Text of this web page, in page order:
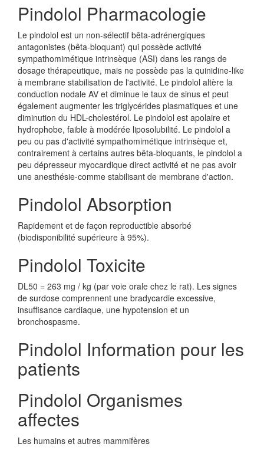
Pindolol Pharmacologie
Le pindolol est un non-sélectif bêta-adrénergiques
antagonistes (bêta-bloquant) qui possède activité
sympathomimétique intrinsèque (ASI) dans les rangs de
dosage thérapeutique, mais ne possède pas la quinidine-like
à membrane stabilisation de l'activité. Le pindolol altère la
conduction nodale AV et diminue le taux de sinus et peut
également augmenter les triglycérides plasmatiques et une
diminution du HDL-cholestérol. Le pindolol est apolaire et
hydrophobe, faible à modérée liposolubilité. Le pindolol a
peu ou pas d'activité sympathomimétique intrinsèque et,
contrairement à certains autres bêta-bloquants, le pindolol a
peu dépresseur myocardique direct activité et ne pas avoir
une anesthésie-comme stabilisant de membrane d'action.
Pindolol Absorption
Rapidement et de façon reproductible absorbé
(biodisponibilité supérieure à 95%).
Pindolol Toxicite
DL50 = 263 mg / kg (par voie orale chez le rat). Les signes
de surdose comprennent une bradycardie excessive,
insuffisance cardiaque, une hypotension et un
bronchospasme.
Pindolol Information pour les
patients
Pindolol Organismes
affectes
Les humains et autres mammifères